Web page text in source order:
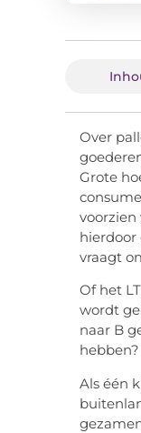
Over
Grote
voorzien
hierdoor
vraagt
Of het
wordt
naar B
Als één